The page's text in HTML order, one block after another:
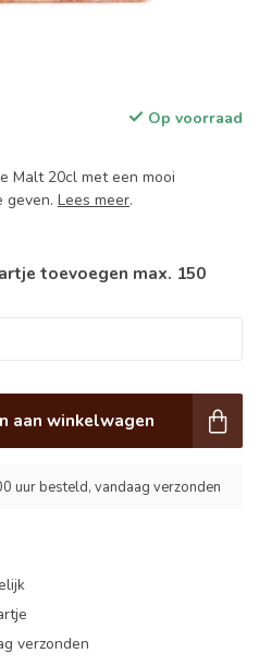
Op voorraad
Malt 20cl met een mooi
geven. Lees meer.
toevoegen max. 150
aan winkelwagen
uur besteld, vandaag verzonden
verzonden